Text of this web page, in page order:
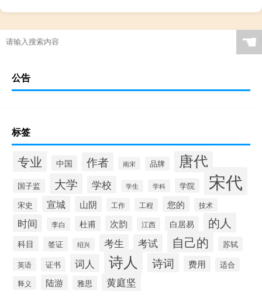
☚
公告
标签
专业 中国 作者 南宋 品牌 唐代
国子监 大学 学校 学生 学科 学院 宋代
宋史 宣城 山阴 工作 工程 您的 技术
时间 李白 杜甫 次韵 江西 白居易 的人
科目 签证 绍兴 考生 考试 自己的 苏轼
英语 证书 词人 诗人 诗词 费用 适合
释义 陆游 雅思 黄庭坚